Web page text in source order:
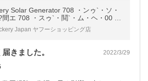
Solar Generator 708 ・ンゥ`・ソ・
間エ 708 ・スゥ`・鬩`・ム・ヘ・00 セ
ウトドア 契榮。セ10/6ウノモ雜ィ。
Japan ヤフーショッピング店
きました。 2022/3/29